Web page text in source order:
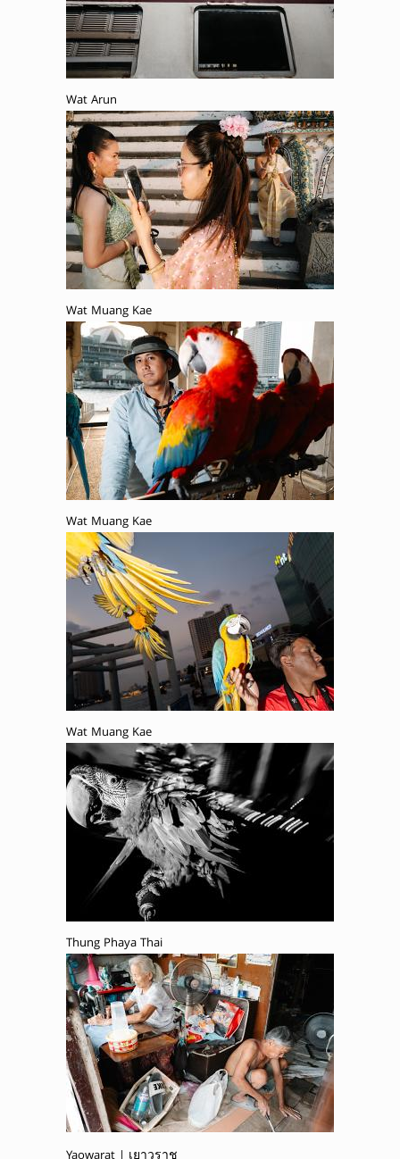
Wat Arun
Wat Muang Kae
Wat Muang Kae
Wat Muang Kae
Thung Phaya Thai